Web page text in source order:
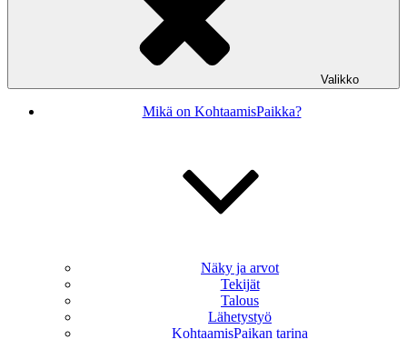
Valikko
Mikä on KohtaamisPaikka?
Näky ja arvot
Tekijät
Talous
Lähetystyö
KohtaamisPaikan tarina